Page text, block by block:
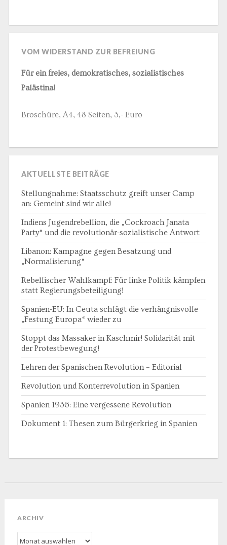
VOM WIDERSTAND ZUR BEFREIUNG
Für ein freies, demokratisches, sozialistisches
Palästina!
Broschüre, A4, 48 Seiten, 3,- Euro
AKTUELLSTE BEITRÄGE
Stellungnahme: Staatsschutz greift unser Camp
an: Gemeint sind wir alle!
Indiens Jugendrebellion, die „Cockroach Janata
Party“ und die revolutionär-sozialistische Antwort
Libanon: Kampagne gegen Besatzung und
„Normalisierung“
Rebellischer Wahlkampf: Für linke Politik kämpfen
statt Regierungsbeteiligung!
Spanien-EU: In Ceuta schlägt die verhängnisvolle
„Festung Europa“ wieder zu
Stoppt das Massaker in Kaschmir! Solidarität mit
der Protestbewegung!
Lehren der Spanischen Revolution – Editorial
Revolution und Konterrevolution in Spanien
Spanien 1936: Eine vergessene Revolution
Dokument 1: Thesen zum Bürgerkrieg in Spanien
ARCHIV
Archiv